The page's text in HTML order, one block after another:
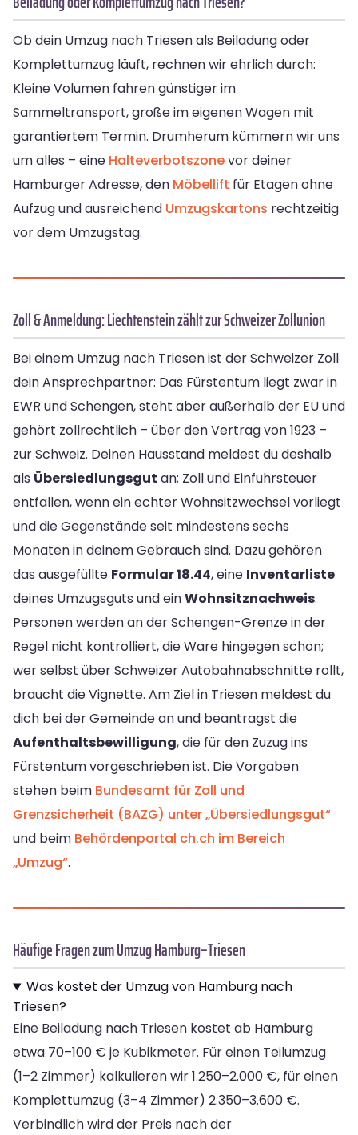
Ob dein Umzug nach Triesen als Beiladung oder
Komplettumzug läuft, rechnen wir ehrlich durch:
Kleine Volumen fahren günstiger im
Sammeltransport, große im eigenen Wagen mit
garantiertem Termin. Drumherum kümmern wir uns
um alles – eine Halteverbotszonevor deiner
Hamburger Adresse, den Möbellift für Etagen ohne
Aufzug und ausreichend Umzugskartons rechtzeitig
vor dem Umzugstag.
Zoll & Anmeldung: Liechtenstein zählt zur Schweizer Zollunion
Bei einem Umzug nach Triesen ist der Schweizer Zoll
dein Ansprechpartner: Das Fürstentum liegt zwar in
EWR und Schengen, steht aber außerhalb der EU und
gehört zollrechtlich – über den Vertrag von 1923 –
zur Schweiz. Deinen Hausstand meldest du deshalb
als Übersiedlungsgut an; Zoll und Einfuhrsteuer
entfallen, wenn ein echter Wohnsitzwechsel vorliegt
und die Gegenstände seit mindestens sechs
Monaten in deinem Gebrauch sind. Dazu gehören
das ausgefüllte Formular 18.44, eine Inventarliste
deines Umzugsguts und einWohnsitznachweis.
Personen werden an der Schengen-Grenze in der
Regel nicht kontrolliert, die Ware hingegen schon;
wer selbst über Schweizer Autobahnabschnitte rollt,
braucht die Vignette. Am Ziel in Triesen meldest du
dich bei der Gemeinde an und beantragst die
Aufenthaltsbewilligung, die für den Zuzug ins
Fürstentum vorgeschrieben ist. Die Vorgaben
stehen beim Bundesamt für Zoll und
Grenzsicherheit (BAZG) unter „Übersiedlungsgut“
und beim Behördenportal ch.ch im Bereich
„Umzug“.
Häufige Fragen zum Umzug Hamburg–Triesen
Was kostet der Umzug von Hamburg nach
Triesen?
Eine Beiladung nach Triesen kostet ab Hamburg
etwa 70–100 € je Kubikmeter. Für einen Teilumzug
(1–2 Zimmer) kalkulieren wir 1.250–2.000 €, für einen
Komplettumzug (3–4 Zimmer) 2.350–3.600 €.
Verbindlich wird der Preis nach der